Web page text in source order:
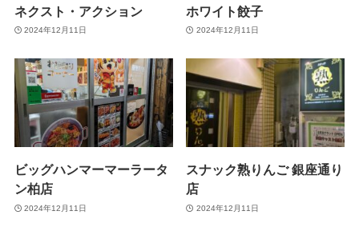
ネクスト・アクション
2024年12月11日
ホワイト餃子
2024年12月11日
ビッグハンマーマーラータ
ン柏店
2024年12月11日
スナック熟りんご 銀座通り
店
2024年12月11日